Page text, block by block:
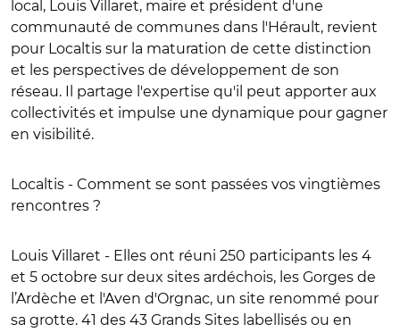
local, Louis Villaret, maire et président d'une
communauté de communes dans l'Hérault, revient
pour Localtis sur la maturation de cette distinction
et les perspectives de développement de son
réseau. Il partage l'expertise qu'il peut apporter aux
collectivités et impulse une dynamique pour gagner
en visibilité.
Localtis - Comment se sont passées vos vingtièmes
rencontres ?
Louis Villaret - Elles ont réuni 250 participants les 4
et 5 octobre sur deux sites ardéchois, les Gorges de
l’Ardèche et l'Aven d'Orgnac, un site renommé pour
sa grotte. 41 des 43 Grands Sites labellisés ou en